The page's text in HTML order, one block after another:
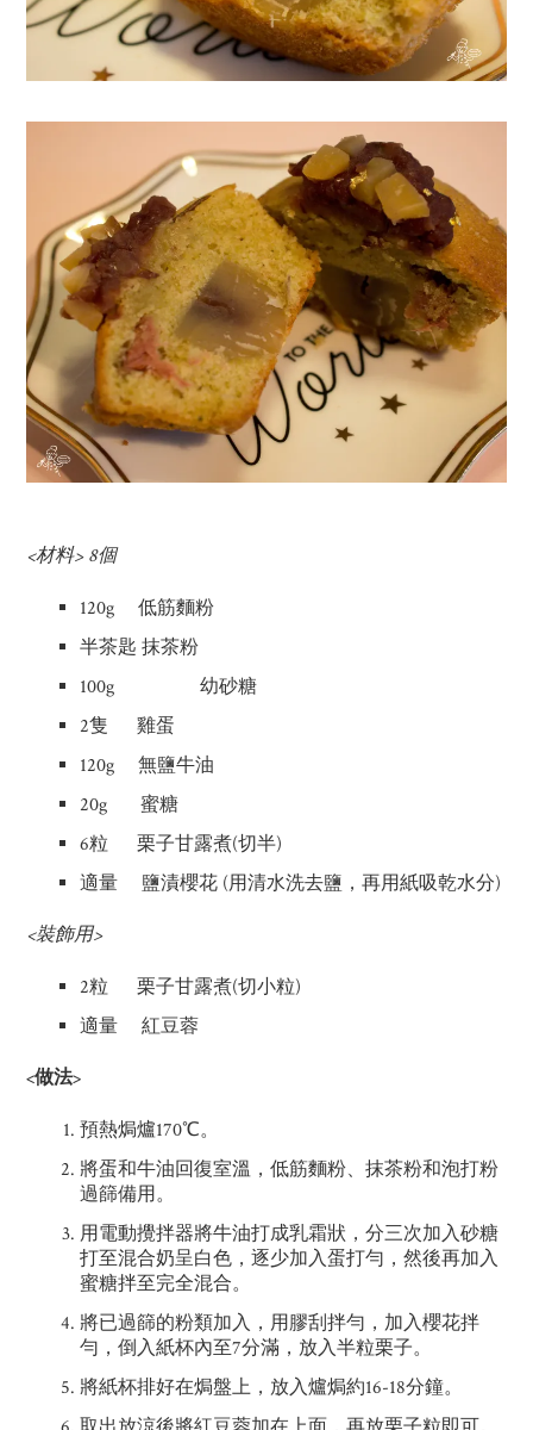
<材料> 8個
120g 低筋麵粉
半茶匙 抹茶粉
100g 幼砂糖
2隻 雞蛋
120g 無鹽牛油
20g 蜜糖
6粒 栗子甘露煮(切半)
適量 鹽漬櫻花 (用清水洗去鹽，再用紙吸乾水分)
<裝飾用>
2粒 栗子甘露煮(切小粒)
適量 紅豆蓉
<做法>
預熱焗爐170℃。
將蛋和牛油回復室溫，低筋麵粉、抹茶粉和泡打粉
過篩備用。
用電動攪拌器將牛油打成乳霜狀，分三次加入砂糖
打至混合奶呈白色，逐少加入蛋打勻，然後再加入
蜜糖拌至完全混合。
將已過篩的粉類加入，用膠刮拌勻，加入櫻花拌
勻，倒入紙杯內至7分滿，放入半粒栗子。
將紙杯排好在焗盤上，放入爐焗約16-18分鐘。